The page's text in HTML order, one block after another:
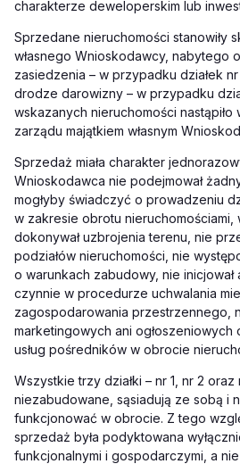
charakterze deweloperskim lub
Sprzedane nieruchomości stanowiły
własnego Wnioskodawcy, nabytego
zasiedzenia – w przypadku działek
drodze darowizny – w przypadku
wskazanych nieruchomości nastąpiło
zarządu majątkiem własnym
Sprzedaż miała charakter
Wnioskodawca nie podejmował
mogłyby świadczyć o prowadzeniu
w zakresie obrotu nieruchomościami,
dokonywał uzbrojenia terenu, nie
podziałów nieruchomości, nie
o warunkach zabudowy, nie inicjował
czynnie w procedurze uchwalania
zagospodarowania przestrzennego,
marketingowych ani ogłoszeniowych
usług pośredników w obrocie
Wszystkie trzy działki – nr 1, nr 2 oraz
niezabudowane, sąsiadują ze sobą i
funkcjonować w obrocie. Z tego
sprzedaż była podyktowana
funkcjonalnymi i gospodarczymi, a